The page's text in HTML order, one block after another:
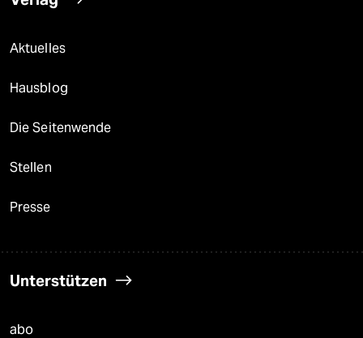
Aktuelles
Hausblog
Die Seitenwende
Stellen
Presse
Unterstützen
abo